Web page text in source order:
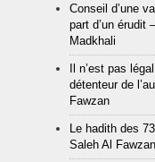
Conseil d’une
part d’un érudit
Madkhali
Il n’est pas
détenteur de
Fawzan
Le hadith des
Saleh Al Fawzan